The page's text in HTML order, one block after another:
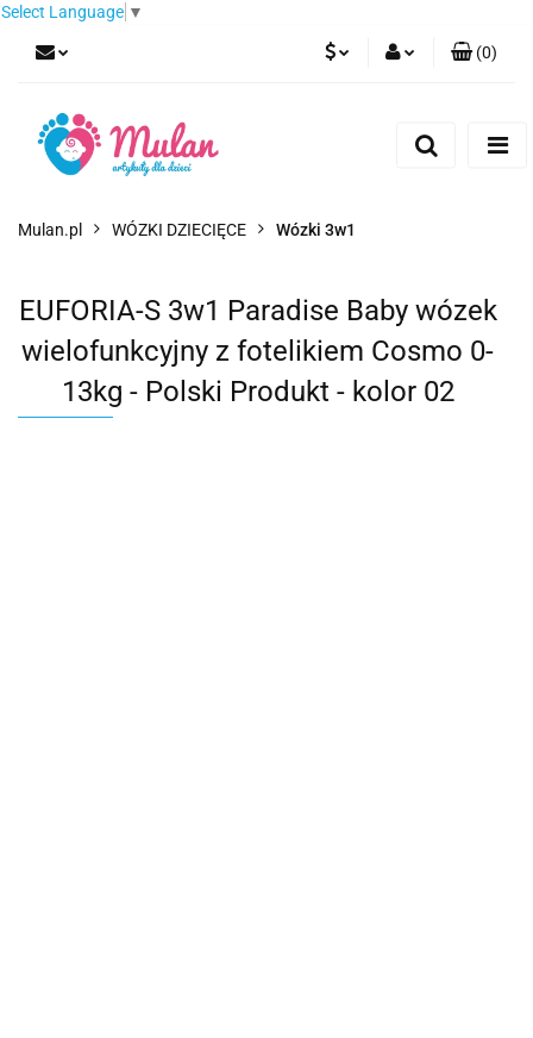
Select Language ▼
(0)
Mulan.pl WÓZKI DZIECIĘCE Wózki 3w1
EUFORIA-S 3w1 Paradise Baby wózek
wielofunkcyjny z fotelikiem Cosmo 0-
13kg - Polski Produkt - kolor 02